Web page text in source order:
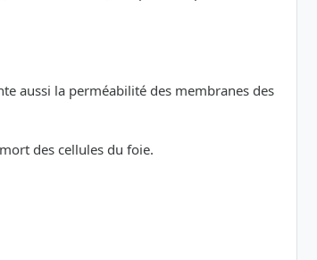
aussi la perméabilité des membranes des
des cellules du foie.